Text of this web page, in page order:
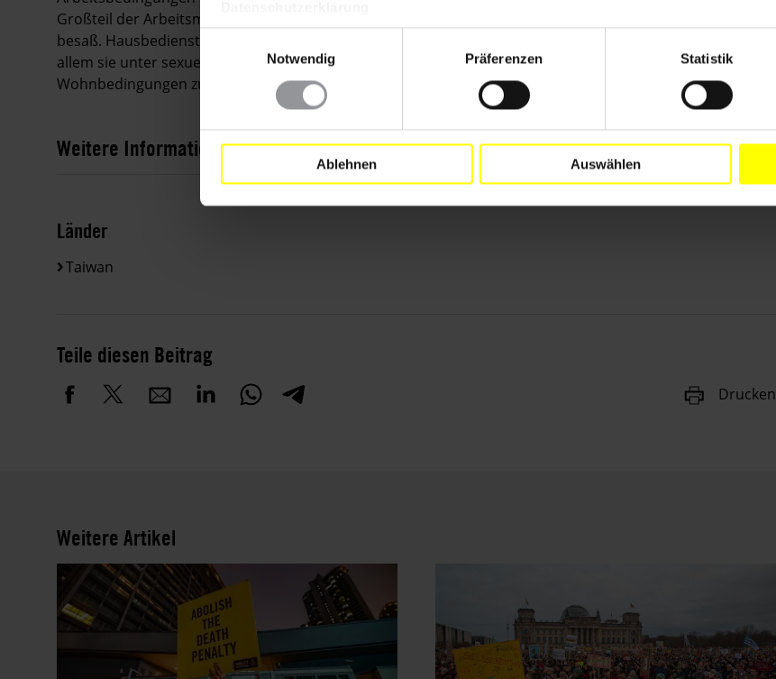
Notwendig
Präferenzen Statistik
Ablehnen Auswählen
Großteil der Arbeitsmigranten ihren ursprünglichen Arbeitgeber verließ und dadurch keine Papiere
besaß. Hausbedienstete wurden nicht durch das Gesetz über Arbeitsstandards geschützt, weshalb vor
allem sie unter sexueller Belästigung, unzureichend vergüteten Überstunden und schlechten
Wohnbedingungen zu leiden hatten.
Weitere Informationen
Länder
Taiwan
Teile diesen Beitrag
Drucken
Weitere Artikel